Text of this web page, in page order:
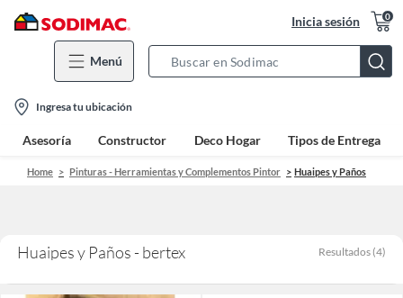
Inicia sesión 0
Menú
Bar
location-
icon
Ingresa tu ubicación
Asesoría Constructor Deco Hogar Tipos de Entrega
Home Pinturas - Herramientas y Complementos Pintor Huaipes y Paños
Huaipes y Paños - bertex Resultados (4)